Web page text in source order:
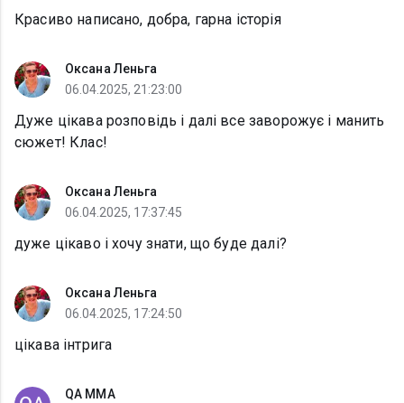
Красиво написано, добра, гарна історія
Оксана Леньга
06.04.2025, 21:23:00
Дуже цікава розповідь і далі все заворожує і манить
сюжет! Клас!
Оксана Леньга
06.04.2025, 17:37:45
дуже цікаво і хочу знати, що буде далі?
Оксана Леньга
06.04.2025, 17:24:50
цікава інтрига
QA MMA